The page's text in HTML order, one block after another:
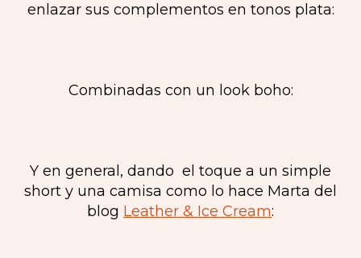
enlazar sus complementos en tonos plata:
Combinadas con un look boho:
Y en general, dando el toque a un simple
short y una camisa como lo hace Marta del
blog Leather & Ice Cream: